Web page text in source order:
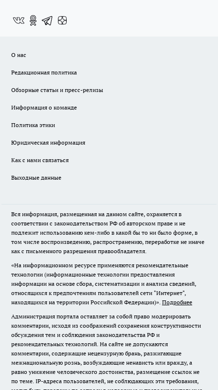
О нас
Редакционная политика
Обзорные статьи и пресс-релизы
Информация о команде
Политика этики
Юридическая информация
Как с нами связаться
Выходные данные
Вся информация, размещенная на данном сайте, охраняется в
соответствии с законодательством РФ об авторском праве и не
подлежит использованию кем-либо в какой бы то ни было форме, в
том числе воспроизведению, распространению, переработке не иначе
как с письменного разрешения правообладателя.
«На информационном ресурсе применяются рекомендательные
технологии (информационные технологии предоставления
информации на основе сбора, систематизации и анализа сведений,
относящихся к предпочтениям пользователей сети "Интернет",
находящихся на территории Российской Федерации)». Подробнее
Администрация портала оставляет за собой право модерировать
комментарии, исходя из соображений сохранения конструктивности
обсуждения тем и соблюдения законодательства РФ и
рекомендательных технологий. На сайте не допускаются
комментарии, содержащие нецензурную брань, разжигающие
межнациональную рознь, возбуждающие ненависть или вражду, а
равно унижение человеческого достоинства, размещение ссылок не
по теме. IP-адреса пользователей, не соблюдающих эти требования,